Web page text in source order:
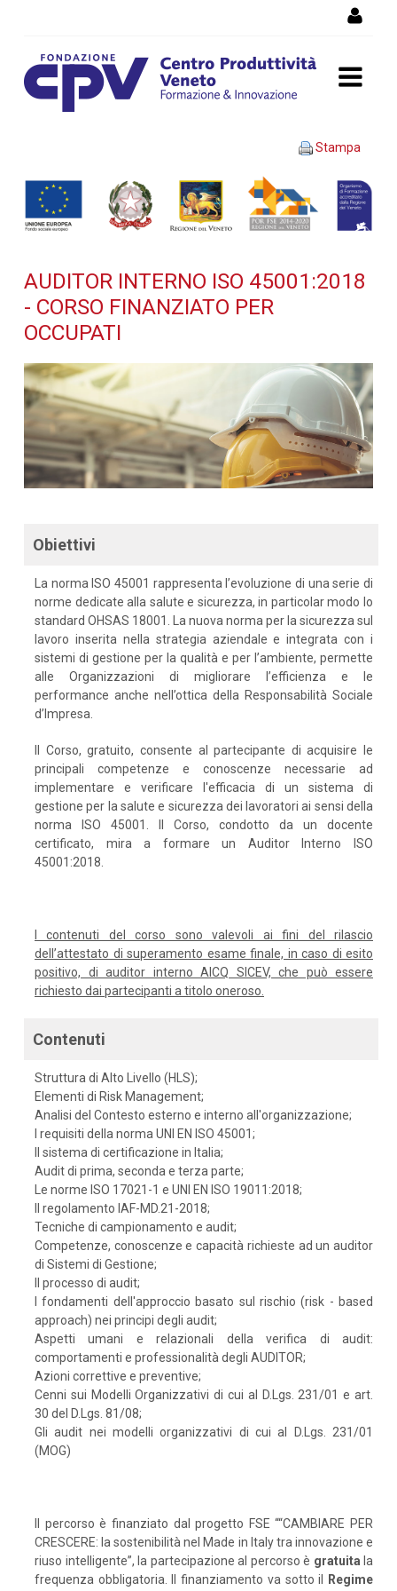
AUDITOR INTERNO ISO
45001:2018 - Corso
finanziato per occupati -
formazione
Stampa
AUDITOR INTERNO ISO 45001:2018
- CORSO FINANZIATO PER
OCCUPATI
Obiettivi
La norma ISO 45001 rappresenta l’evoluzione di una serie di
norme dedicate alla salute e sicurezza, in particolar modo lo
standard OHSAS 18001. La nuova norma per la sicurezza sul
lavoro inserita nella strategia aziendale e integrata con i
sistemi di gestione per la qualità e per l’ambiente, permette
alle Organizzazioni di migliorare l’efficienza e le
performance anche nell’ottica della Responsabilità Sociale
d’Impresa.
Il Corso, gratuito, consente al partecipante di acquisire le
principali competenze e conoscenze necessarie ad
implementare e verificare l'efficacia di un sistema di
gestione per la salute e sicurezza dei lavoratori ai sensi della
norma ISO 45001. Il Corso, condotto da un docente
certificato, mira a formare un Auditor Interno ISO
45001:2018.
I contenuti del corso sono valevoli ai fini del rilascio
dell’attestato di superamento esame finale, in caso di esito
positivo, di auditor interno AICQ SICEV, che può essere
richiesto dai partecipanti a titolo oneroso.
Contenuti
Struttura di Alto Livello (HLS);
Elementi di Risk Management;
Analisi del Contesto esterno e interno all'organizzazione;
I requisiti della norma UNI EN ISO 45001;
Il sistema di certificazione in Italia;
Audit di prima, seconda e terza parte;
Le norme ISO 17021-1 e UNI EN ISO 19011:2018;
Il regolamento IAF-MD.21-2018;
Tecniche di campionamento e audit;
Competenze, conoscenze e capacità richieste ad un auditor
di Sistemi di Gestione;
Il processo di audit;
I fondamenti dell'approccio basato sul rischio (risk - based
approach) nei principi degli audit;
Aspetti umani e relazionali della verifica di audit:
comportamenti e professionalità degli AUDITOR;
Azioni correttive e preventive;
Cenni sui Modelli Organizzativi di cui al D.Lgs. 231/01 e art.
30 del D.Lgs. 81/08;
Gli audit nei modelli organizzativi di cui al D.Lgs. 231/01
(MOG)
Il percorso è finanziato dal progetto FSE ““CAMBIARE PER
CRESCERE: la sostenibilità nel Made in Italy tra innovazione e
riuso intelligente”, la partecipazione al percorso è gratuita la
frequenza obbligatoria. Il finanziamento va sotto il
Regime